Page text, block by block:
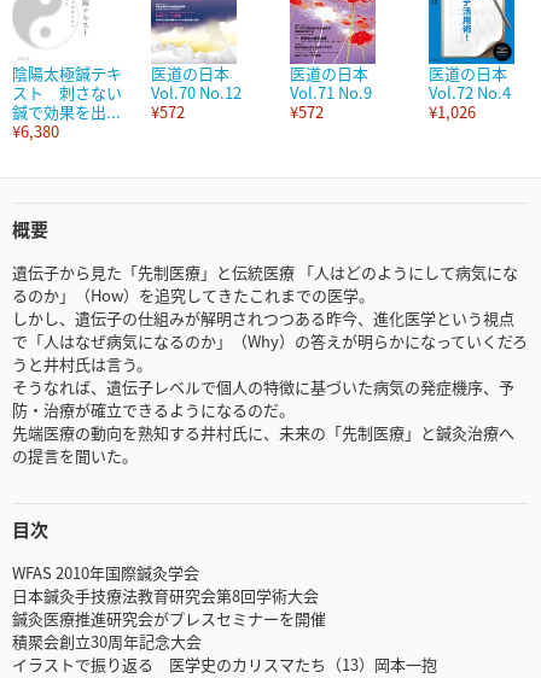
陰陽太極鍼テキ
スト 刺さない
鍼で効果を出...
¥6,380
医道の日本
Vol.70 No.12
¥572
医道の日本
Vol.71 No.9
¥572
医道の日本
Vol.72 No.4
¥1,026
概要
遺伝子から見た「先制医療」と伝統医療 「人はどのようにして病気にな
るのか」（How）を追究してきたこれまでの医学。
しかし、遺伝子の仕組みが解明されつつある昨今、進化医学という視点
で「人はなぜ病気になるのか」（Why）の答えが明らかになっていくだろ
うと井村氏は言う。
そうなれば、遺伝子レベルで個人の特徴に基づいた病気の発症機序、予
防・治療が確立できるようになるのだ。
先端医療の動向を熟知する井村氏に、未来の「先制医療」と鍼灸治療へ
の提言を聞いた。
目次
WFAS 2010年国際鍼灸学会
日本鍼灸手技療法教育研究会第8回学術大会
鍼灸医療推進研究会がプレスセミナーを開催
積聚会創立30周年記念大会
イラストで振り返る 医学史のカリスマたち（13）岡本一抱